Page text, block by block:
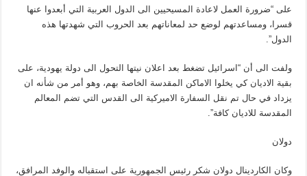
على “ضرورة العمل لاعادة المسيحيين الى الدول العربية التي أبعدوا عنها
قسرا، ومساعدتهم لوضع حد لمعاناتهم بعد الحروب التي شهدتها هذه
الدول”.
ولفت الى أن “اسرائيل تضغط بعد اعلان نيتها التحول الى دولة يهودية، على
بقية الاديان كي يخلوا الاماكن المقدسة الخاصة بهم، وهو أمر من شأنه ان
يزداد في حال تم نقل السفارة الاميركية الى القدس التي تضم المعالم
المقدسة للاديان كافة”.
دولان
وكان الكاردينال دولان شكر رئيس الجمهورية على استقباله والوفد المرافق،